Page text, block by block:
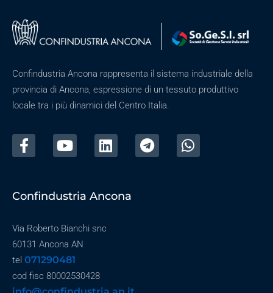
Confindustria Ancona rappresenta il sistema industriale della
provincia di Ancona, espressione di un tessuto produttivo
locale tra i più dinamici del Centro Italia.
Confindustria Ancona
Via Roberto Bianchi snc
60131 Ancona AN
tel 071290481
cod fisc 80002530428